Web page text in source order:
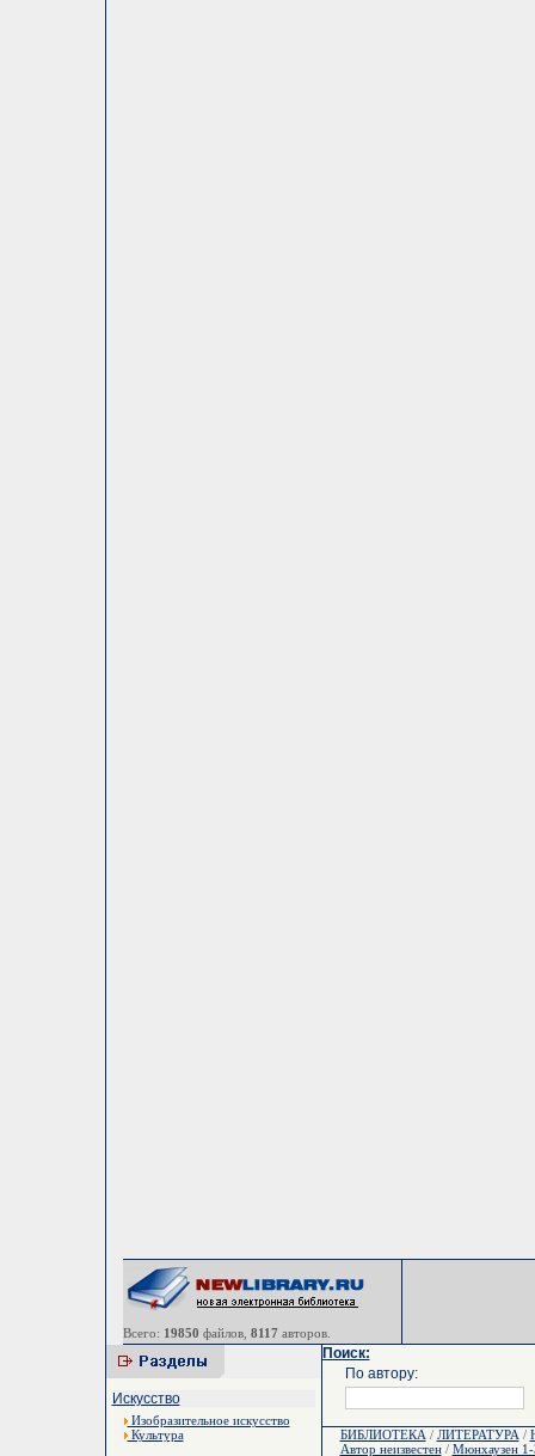
Всего: 19850 файлов, 8117 авторов.
Искусство
Изобразительное искусство
Культура
Поиск:
По автору:
БИБЛИОТЕКА / ЛИТЕРАТУРА /
Автор неизвестен/ Мюнхаузен 1-